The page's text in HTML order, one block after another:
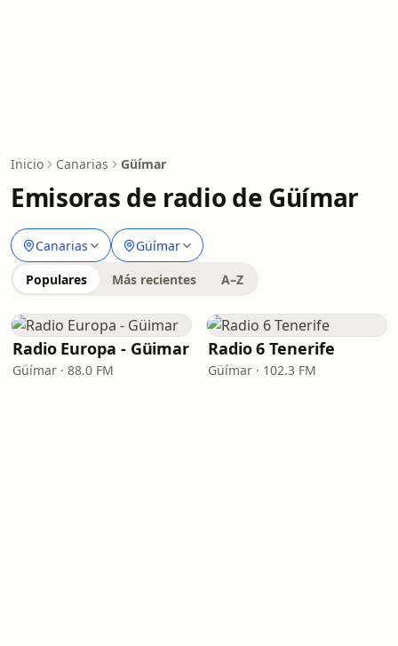
Inicio Canarias Güímar
Emisoras de radio de Güímar
Canarias Güímar
Populares Más recientes A–Z
Radio Europa - Güimar
Güímar · 88.0 FM
Radio 6 Tenerife
Güímar · 102.3 FM